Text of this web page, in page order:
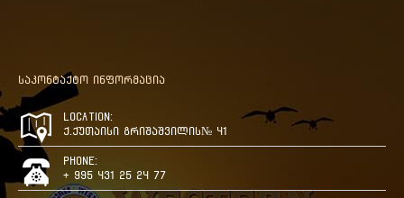
საკონტაქტო ინფორმაცია
Location:
ქ.ქუთაისი გრიშაშვილის№ 41
Phone:
+ 995 431 25 24 77